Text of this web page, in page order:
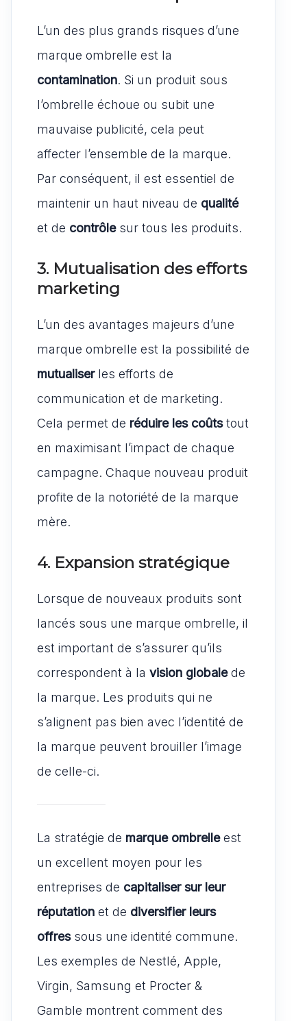
L’un des plus grands risques d’une
marque ombrelle est la
contamination. Si un produit sous
l’ombrelle échoue ou subit une
mauvaise publicité, cela peut
affecter l’ensemble de la marque.
Par conséquent, il est essentiel de
maintenir un haut niveau de qualité
et de contrôlesur tous les produits.
3. Mutualisation des efforts
marketing
L’un des avantages majeurs d’une
marque ombrelle est la possibilité de
mutualiserles efforts de
communication et de marketing.
Cela permet de réduire les coûtstout
en maximisant l’impact de chaque
campagne. Chaque nouveau produit
profite de la notoriété de la marque
mère.
4. Expansion stratégique
Lorsque de nouveaux produits sont
lancés sous une marque ombrelle, il
est important de s’assurer qu’ils
correspondent à la vision globalede
la marque. Les produits qui ne
s’alignent pas bien avec l’identité de
la marque peuvent brouiller l’image
de celle-ci.
La stratégie de marque ombrelleest
un excellent moyen pour les
entreprises de capitaliser sur leur
réputation et de diversifier leurs
offressous une identité commune.
Les exemples de Nestlé, Apple,
Virgin, Samsung et Procter &
Gamble montrent comment des